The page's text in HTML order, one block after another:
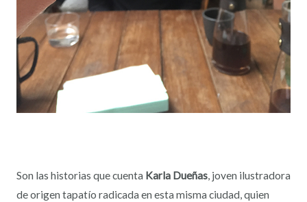
Son las historias que cuenta Karla Dueñas, joven ilustradora
de origen tapatío radicada en esta misma ciudad, quien